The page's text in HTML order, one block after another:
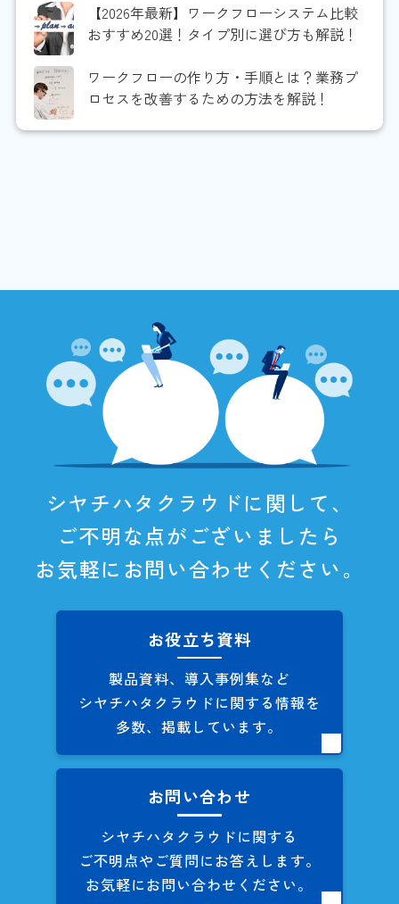
【2026年最新】ワークフローシステム比較
おすすめ20選！タイプ別に選び方も解説！
ワークフローの作り方・手順とは？業務プ
ロセスを改善するための方法を解説！
シヤチハタクラウドに関して、
ご不明な点がございましたら
お気軽にお問い合わせください。
お役立ち資料
製品資料、導入事例集など
シヤチハタクラウドに関する情報を
多数、掲載しています。
お問い合わせ
シヤチハタクラウドに関する
ご不明点やご質問にお答えします。
お気軽にお問い合わせください。